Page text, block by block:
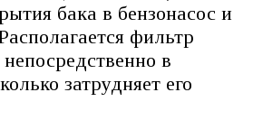
бака в бензонасос и
фильтр
в
затрудняет его